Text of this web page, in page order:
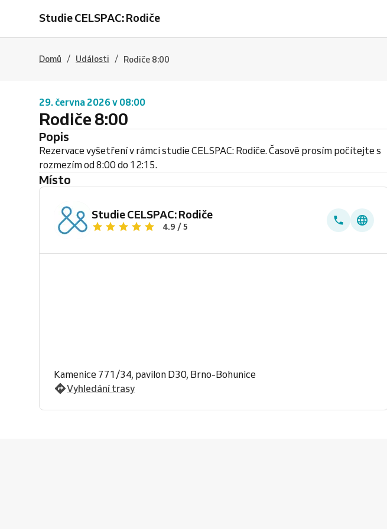
Studie CELSPAC: Rodiče
Domů / Události / Rodiče 8:00
29. června 2026 v 08:00
Rodiče 8:00
Popis
Rezervace vyšetření v rámci studie CELSPAC: Rodiče. Časově prosím počítejte s
rozmezím od 8:00 do 12:15.
Místo
Studie CELSPAC: Rodiče
4.9 / 5
Kamenice 771/34, pavilon D30, Brno-Bohunice
Vyhledání trasy